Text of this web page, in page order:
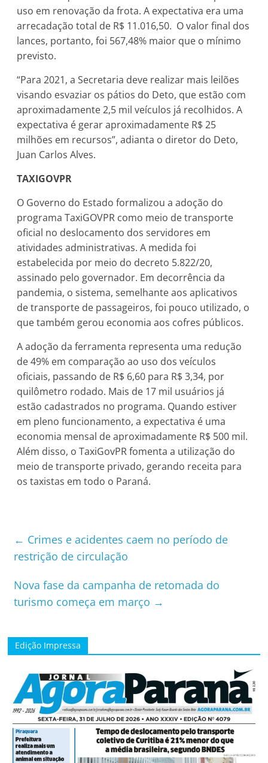
uso em renovação da frota. A expectativa era uma
arrecadação total de R$ 11.016,50. O valor final dos
lances, portanto, foi 567,48% maior que o mínimo
previsto.
“Para 2021, a Secretaria deve realizar mais leilões
visando esvaziar os pátios do Deto, que estão com
aproximadamente 2,5 mil veículos já recolhidos. A
expectativa é gerar aproximadamente R$ 25
milhões em recursos”, adianta o diretor do Deto,
Juan Carlos Alves.
TAXIGOVPR
O Governo do Estado formalizou a adoção do
programa TaxiGOVPR como meio de transporte
oficial no deslocamento dos servidores em
atividades administrativas. A medida foi
estabelecida por meio do decreto 5.822/20,
assinado pelo governador. Em decorrência da
pandemia, o sistema, semelhante aos aplicativos
de transporte de passageiros, foi pouco utilizado, o
que também gerou economia aos cofres públicos.
A adoção da ferramenta representa uma redução
de 49% em comparação ao uso dos veículos
oficiais, passando de R$ 6,60 para R$ 3,34, por
quilômetro rodado. Mais de 17 mil usuários já
estão cadastrados no programa. Quando estiver
em pleno funcionamento, a expectativa é uma
economia mensal de aproximadamente R$ 500 mil.
Além disso, o TaxiGovPR fomenta a utilização do
meio de transporte privado, gerando receita para
os taxistas em todo o Paraná.
← Crimes e acidentes caem no período de
restrição de circulação
Nova fase da campanha de retomada do
turismo começa em março →
Edição Impressa